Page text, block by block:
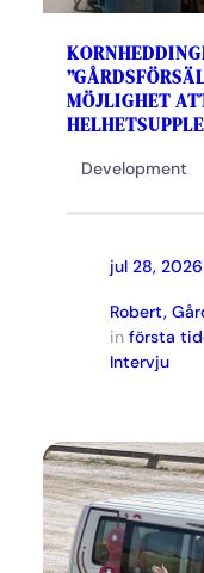
MÖJLIGHET
Development
jul 28, 2026
Robert,
in första
Intervju